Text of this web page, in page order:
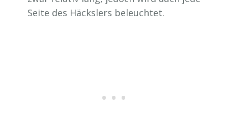
Seite des Häckslers beleuchtet.